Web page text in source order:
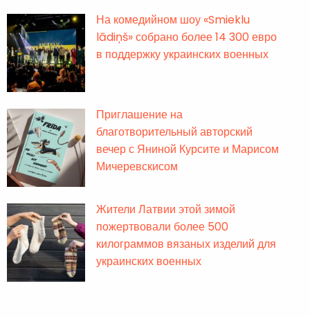
На комедийном шоу «Smieklu
lādiņš» собрано более 14 300 евро
в поддержку украинских военных
Приглашение на
благотворительный авторский
вечер с Яниной Курсите и Марисом
Мичеревскисом
Жители Латвии этой зимой
пожертвовали более 500
килограммов вязаных изделий для
украинских военных